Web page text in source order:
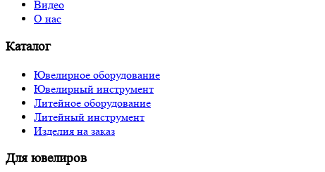
Видео
О нас
Каталог
Ювелирное оборудование
Ювелирный инструмент
Литейное оборудование
Литейный инструмент
Изделия на заказ
Для ювелиров